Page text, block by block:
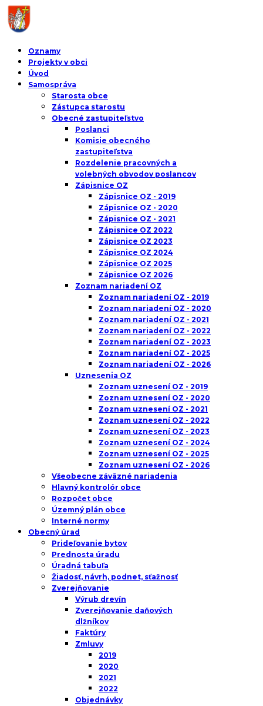
Oznamy
Projekty v obci
Úvod
Samospráva
Starosta obce
Zástupca starostu
Obecné zastupiteľstvo
Poslanci
Komisie obecného
zastupiteľstva
Rozdelenie pracovných a
volebných obvodov poslancov
Zápisnice OZ
Zápisnice OZ - 2019
Zápisnice OZ - 2020
Zápisnice OZ - 2021
Zápisnice OZ 2022
Zápisnice OZ 2023
Zápisnice OZ 2024
Zápisnice OZ 2025
Zápisnice OZ 2026
Zoznam nariadení OZ
Zoznam nariadení OZ - 2019
Zoznam nariadení OZ - 2020
Zoznam nariadení OZ - 2021
Zoznam nariadení OZ - 2022
Zoznam nariadení OZ - 2023
Zoznam nariadení OZ - 2025
Zoznam nariadení OZ - 2026
Uznesenia OZ
Zoznam uznesení OZ - 2019
Zoznam uznesení OZ - 2020
Zoznam uznesení OZ - 2021
Zoznam uznesení OZ - 2022
Zoznam uznesení OZ - 2023
Zoznam uznesení OZ - 2024
Zoznam uznesení OZ - 2025
Zoznam uznesení OZ - 2026
Všeobecne záväzné nariadenia
Hlavný kontrolór obce
Rozpočet obce
Územný plán obce
Interné normy
Obecný úrad
Prideľovanie bytov
Prednosta úradu
Úradná tabuľa
Žiadosť, návrh, podnet, sťažnosť
Zverejňovanie
Výrub drevín
Zverejňovanie daňových
dlžníkov
Faktúry
Zmluvy
2019
2020
2021
2022
Objednávky